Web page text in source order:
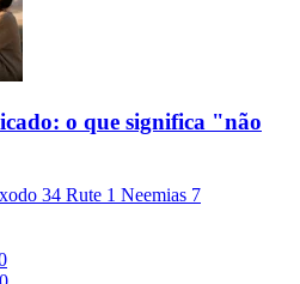
o que significa "não
34 Rute 1 Neemias 7